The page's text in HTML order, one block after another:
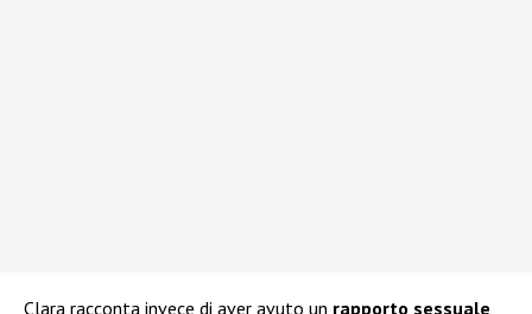
Clara racconta invece di aver avuto un rapporto sessuale